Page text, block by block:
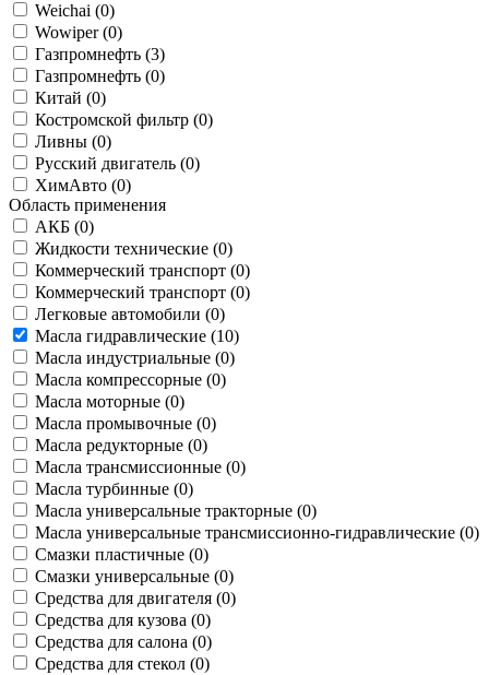
Weichai (0)
Wowiper (0)
Газпромнефть (3)
Газпромнефть (0)
Китай (0)
Костромской фильтр (0)
Ливны (0)
Русский двигатель (0)
ХимАвто (0)
Область применения
АКБ (0)
Жидкости технические (0)
Коммерческий транспорт (0)
Коммерческий транспорт (0)
Легковые автомобили (0)
Масла гидравлические (10)
Масла индустриальные (0)
Масла компрессорные (0)
Масла моторные (0)
Масла промывочные (0)
Масла редукторные (0)
Масла трансмиссионные (0)
Масла турбинные (0)
Масла универсальные тракторные (0)
Масла универсальные трансмиссионно-гидравлические (0)
Смазки пластичные (0)
Смазки универсальные (0)
Средства для двигателя (0)
Средства для кузова (0)
Средства для салона (0)
Средства для стекол (0)